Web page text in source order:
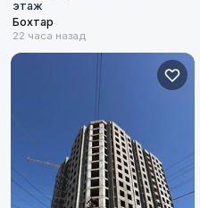
этаж
Бохтар
22 часа назад